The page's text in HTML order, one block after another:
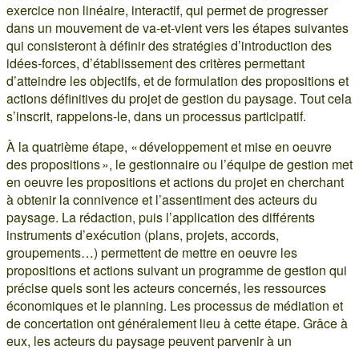
exercice non linéaire, interactif, qui permet de progresser
dans un mouvement de va-et-vient vers les étapes suivantes
qui consisteront à définir des stratégies d’introduction des
idées-forces, d’établissement des critères permettant
d’atteindre les objectifs, et de formulation des propositions et
actions définitives du projet de gestion du paysage. Tout cela
s’inscrit, rappelons-le, dans un processus participatif.
À la quatrième étape, « développement et mise en oeuvre
des propositions », le gestionnaire ou l’équipe de gestion met
en oeuvre les propositions et actions du projet en cherchant
à obtenir la connivence et l’assentiment des acteurs du
paysage. La rédaction, puis l’application des différents
instruments d’exécution (plans, projets, accords,
groupements…) permettent de mettre en oeuvre les
propositions et actions suivant un programme de gestion qui
précise quels sont les acteurs concernés, les ressources
économiques et le planning. Les processus de médiation et
de concertation ont généralement lieu à cette étape. Grâce à
eux, les acteurs du paysage peuvent parvenir à un